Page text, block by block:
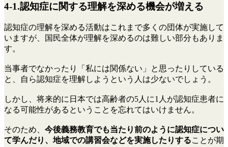
4-1.認知症に関する理解を深める機会が増える
認知症の理解を深める活動はこれまで多くの団体が実施して
いますが、国民全体が理解を深めるのは難しい部分もありま
す。
当事者でなかったり「私には関係ない」と思ったりしている
と、自ら認知症を理解しようという人は少ないでしょう。
しかし、将来的に日本では高齢者の5人に1人が認知症患者に
なる可能性があるということを忘れてはいけません。
そのため、 今後義務教育でも当たり前のように認知症につい
て学んだり、地域での講習会などを実施したりすることが期